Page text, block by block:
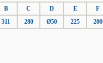
B C D E
F
311 280 Ø50 225 200